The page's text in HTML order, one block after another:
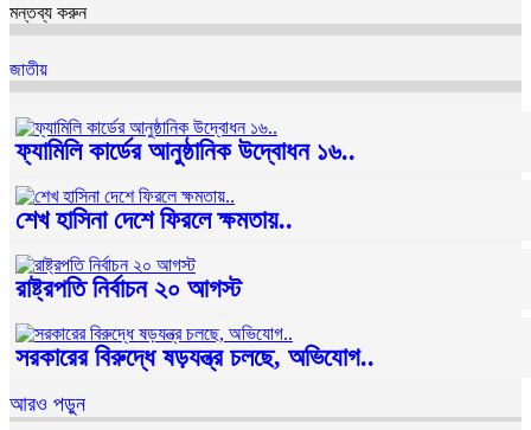
মন্তব্য করুন
জাতীয়
ফ্যামিলি কার্ডের আনুষ্ঠানিক উদ্বোধন ১৬..
শেখ হাসিনা দেশে ফিরলে ক্ষমতায়..
রাষ্ট্রপতি নির্বাচন ২০ আগস্ট
সরকারের বিরুদ্ধে ষড়যন্ত্র চলছে, অভিযোগ..
আরও পড়ুন